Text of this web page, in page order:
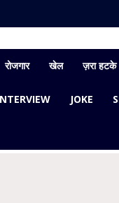
रोजगार खेल ज़रा हटके
JOKE